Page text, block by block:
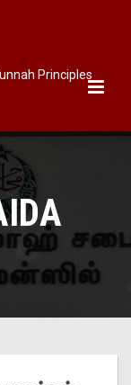
Principles